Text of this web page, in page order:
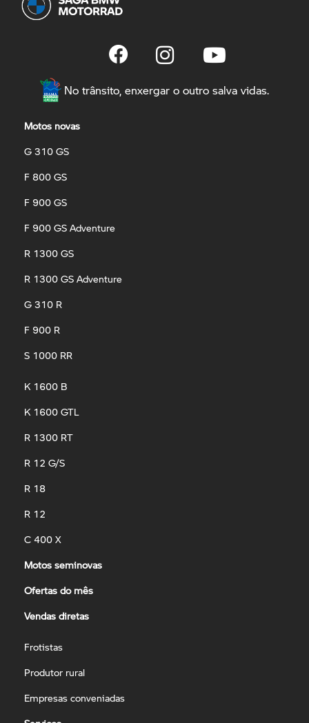
No trânsito, enxergar o outro salva vidas.
Motos novas
G 310 GS
F 800 GS
F 900 GS
F 900 GS Adventure
R 1300 GS
R 1300 GS Adventure
G 310 R
F 900 R
S 1000 RR
K 1600 B
K 1600 GTL
R 1300 RT
R 12 G/S
R 18
R 12
C 400 X
Motos seminovas
Ofertas do mês
Vendas diretas
Frotistas
Produtor rural
Empresas conveniadas